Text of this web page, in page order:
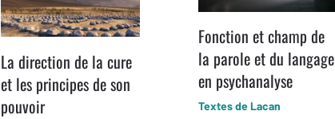
La direction de la cure
et les principes de son
pouvoir
Fonction et champ de
la parole et du langage
en psychanalyse
Textes de Lacan